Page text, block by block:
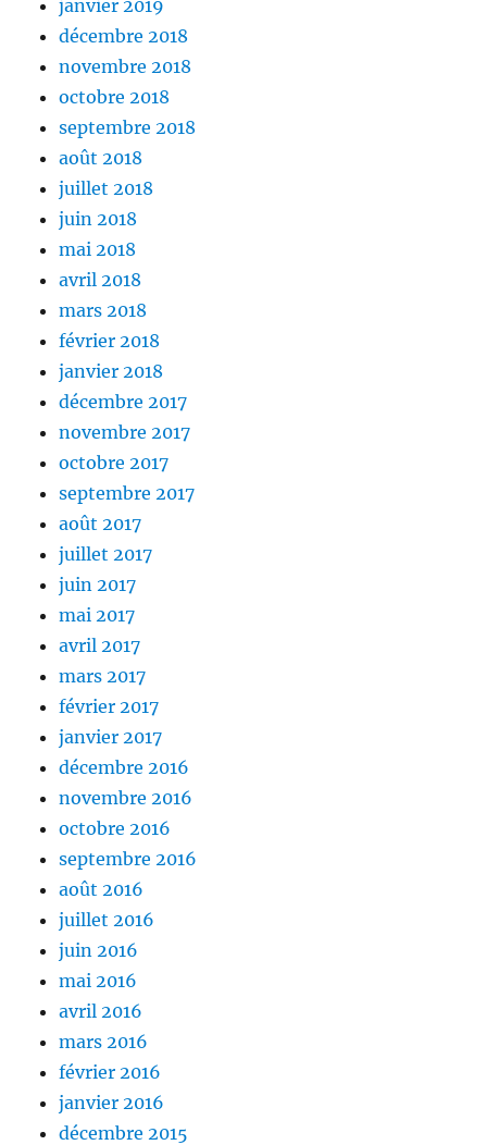
janvier 2019
décembre 2018
novembre 2018
octobre 2018
septembre 2018
août 2018
juillet 2018
juin 2018
mai 2018
avril 2018
mars 2018
février 2018
janvier 2018
décembre 2017
novembre 2017
octobre 2017
septembre 2017
août 2017
juillet 2017
juin 2017
mai 2017
avril 2017
mars 2017
février 2017
janvier 2017
décembre 2016
novembre 2016
octobre 2016
septembre 2016
août 2016
juillet 2016
juin 2016
mai 2016
avril 2016
mars 2016
février 2016
janvier 2016
décembre 2015